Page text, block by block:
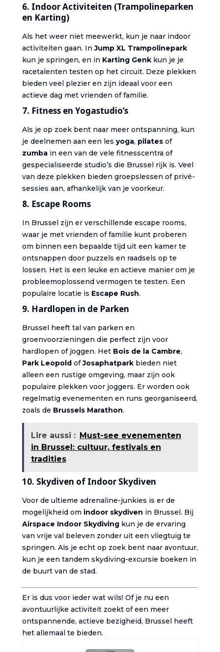
6.Indoor Activiteiten (Trampolineparken
en Karting)
Als het weer niet meewerkt, kun je naar indoor
activiteiten gaan. InJump XL Trampolinepark
kun je springen, en in Karting Genkkun je je
racetalenten testen op het circuit. Deze plekken
bieden veel plezier en zijn ideaal voor een
actieve dag met vrienden of familie.
7. Fitness en Yogastudio’s
Als je op zoek bent naar meer ontspanning, kun
je deelnemen aan een les yoga, pilatesof
zumbain een van de vele fitnesscentra of
gespecialiseerde studio’s die Brussel rijk is. Veel
van deze plekken bieden groepslessen of privé-
sessies aan, afhankelijk van je voorkeur.
8. Escape Rooms
In Brussel zijn er verschillende escape rooms,
waar je met vrienden of familie kunt proberen
om binnen een bepaalde tijd uit een kamer te
ontsnappen door puzzels en raadsels op te
lossen. Het is een leuke en actieve manier om je
probleemoplossend vermogen te testen. Een
populaire locatie is Escape Rush.
9. Hardlopen in de Parken
Brussel heeft tal van parken en
groenvoorzieningen die perfect zijn voor
hardlopen of joggen. Het Bois de la Cambre,
Park LeopoldofJosaphatparkbieden niet
alleen een rustige omgeving, maar zijn ook
populaire plekken voor joggers. Er worden ook
regelmatig evenementen en runs georganiseerd,
zoals de Brussels Marathon.
Lire aussi : Must-see evenementen
in Brussel: cultuur, festivals en
tradities
10.Skydiven of Indoor Skydiven
Voor de ultieme adrenaline-junkies is er de
mogelijkheid om indoor skydiven in Brussel. Bij
Airspace Indoor Skydivingkun je de ervaring
van vrije val beleven zonder uit een vliegtuig te
springen. Als je echt op zoek bent naar avontuur,
kun je een tandem skydiving-excursie boeken in
de buurt van de stad.
Er is dus voor ieder wat wils! Of je nu een
avontuurlijke activiteit zoekt of een meer
ontspannende, actieve bezigheid, Brussel heeft
het allemaal te bieden.